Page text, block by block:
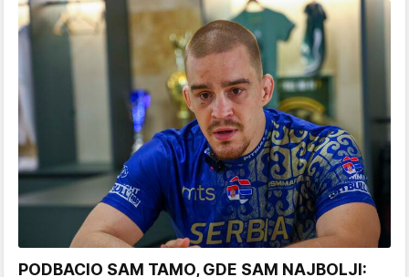
PODBACIO SAM TAMO, GDE SAM NAJBOLJI: